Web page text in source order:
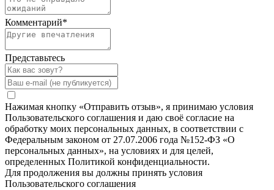
Комментарий*
Представьтесь
Нажимая кнопку «Отправить отзыв», я принимаю условия
Пользовательского соглашения и даю своё согласие на
обработку моих персональных данных, в соответствии с
Федеральным законом от 27.07.2006 года №152-ФЗ «О
персональных данных», на условиях и для целей,
определенных Политикой конфиденциальности.
Для продолжения вы должны принять условия
Пользовательского соглашения